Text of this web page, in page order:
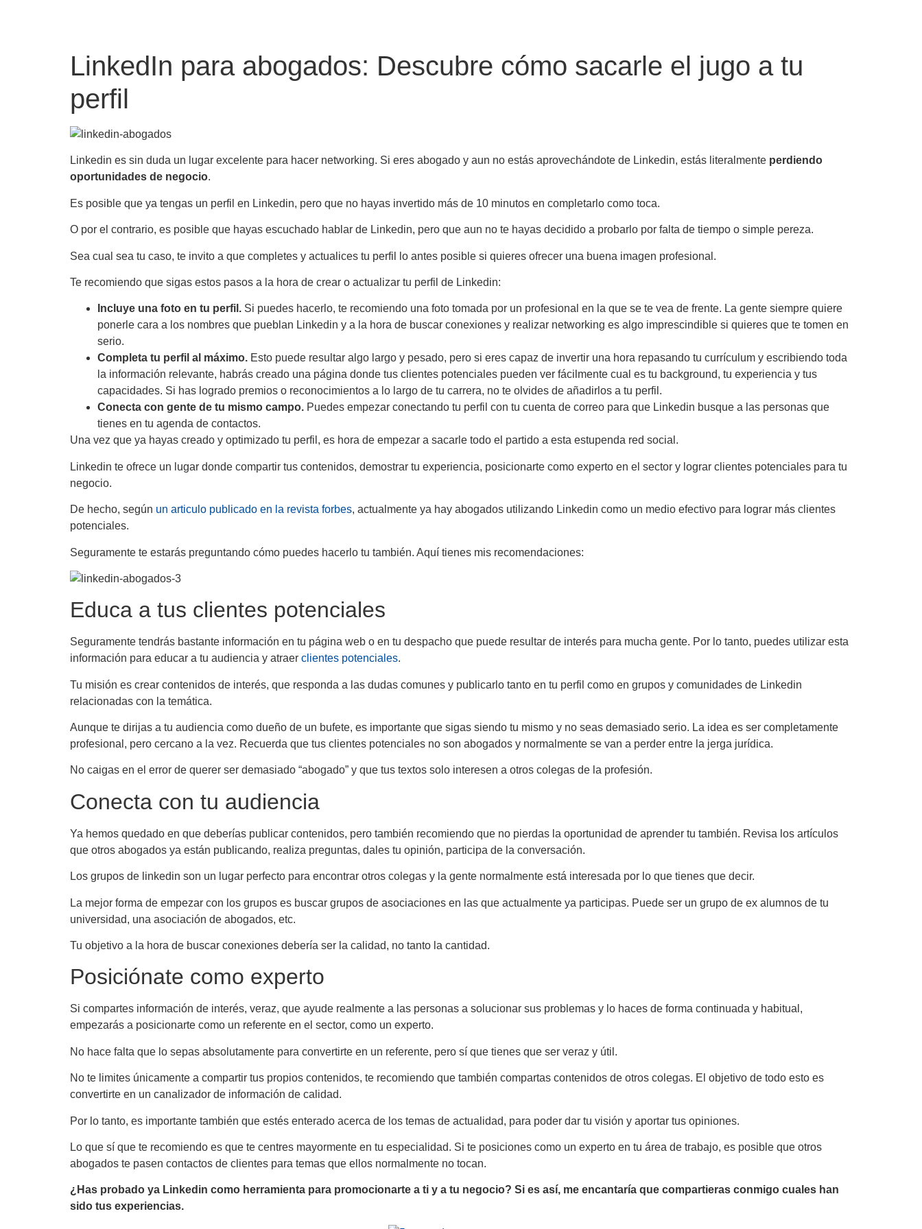
LinkedIn para abogados: Descubre cómo sacarle el jugo a tu
perfil
Linkedin es sin duda un lugar excelente para hacer networking. Si eres abogado y aun no estás aprovechándote de Linkedin, estás literalmente perdiendo
oportunidades de negocio.
Es posible que ya tengas un perfil en Linkedin, pero que no hayas invertido más de 10 minutos en completarlo como toca.
O por el contrario, es posible que hayas escuchado hablar de Linkedin, pero que aun no te hayas decidido a probarlo por falta de tiempo o simple pereza.
Sea cual sea tu caso, te invito a que completes y actualices tu perfil lo antes posible si quieres ofrecer una buena imagen profesional.
Te recomiendo que sigas estos pasos a la hora de crear o actualizar tu perfil de Linkedin:
Incluye una foto en tu perfil. Si puedes hacerlo, te recomiendo una foto tomada por un profesional en la que se te vea de frente. La gente siempre quiere
ponerle cara a los nombres que pueblan Linkedin y a la hora de buscar conexiones y realizar networking es algo imprescindible si quieres que te tomen en
serio.
Completa tu perfil al máximo. Esto puede resultar algo largo y pesado, pero si eres capaz de invertir una hora repasando tu currículum y escribiendo toda
la información relevante, habrás creado una página donde tus clientes potenciales pueden ver fácilmente cual es tu background, tu experiencia y tus
capacidades. Si has logrado premios o reconocimientos a lo largo de tu carrera, no te olvides de añadirlos a tu perfil.
Conecta con gente de tu mismo campo. Puedes empezar conectando tu perfil con tu cuenta de correo para que Linkedin busque a las personas que
tienes en tu agenda de contactos.
Una vez que ya hayas creado y optimizado tu perfil, es hora de empezar a sacarle todo el partido a esta estupenda red social.
Linkedin te ofrece un lugar donde compartir tus contenidos, demostrar tu experiencia, posicionarte como experto en el sector y lograr clientes potenciales para tu
negocio.
De hecho, según un articulo publicado en la revista forbes, actualmente ya hay abogados utilizando Linkedin como un medio efectivo para lograr más clientes
potenciales.
Seguramente te estarás preguntando cómo puedes hacerlo tu también. Aquí tienes mis recomendaciones:
Educa a tus clientes potenciales
Seguramente tendrás bastante información en tu página web o en tu despacho que puede resultar de interés para mucha gente. Por lo tanto, puedes utilizar esta
información para educar a tu audiencia y atraer clientes potenciales.
Tu misión es crear contenidos de interés, que responda a las dudas comunes y publicarlo tanto en tu perfil como en grupos y comunidades de Linkedin
relacionadas con la temática.
Aunque te dirijas a tu audiencia como dueño de un bufete, es importante que sigas siendo tu mismo y no seas demasiado serio. La idea es ser completamente
profesional, pero cercano a la vez. Recuerda que tus clientes potenciales no son abogados y normalmente se van a perder entre la jerga jurídica.
No caigas en el error de querer ser demasiado “abogado” y que tus textos solo interesen a otros colegas de la profesión.
Conecta con tu audiencia
Ya hemos quedado en que deberías publicar contenidos, pero también recomiendo que no pierdas la oportunidad de aprender tu también. Revisa los artículos
que otros abogados ya están publicando, realiza preguntas, dales tu opinión, participa de la conversación.
Los grupos de linkedin son un lugar perfecto para encontrar otros colegas y la gente normalmente está interesada por lo que tienes que decir.
La mejor forma de empezar con los grupos es buscar grupos de asociaciones en las que actualmente ya participas. Puede ser un grupo de ex alumnos de tu
universidad, una asociación de abogados, etc.
Tu objetivo a la hora de buscar conexiones debería ser la calidad, no tanto la cantidad.
Posiciónate como experto
Si compartes información de interés, veraz, que ayude realmente a las personas a solucionar sus problemas y lo haces de forma continuada y habitual,
empezarás a posicionarte como un referente en el sector, como un experto.
No hace falta que lo sepas absolutamente para convertirte en un referente, pero sí que tienes que ser veraz y útil.
No te limites únicamente a compartir tus propios contenidos, te recomiendo que también compartas contenidos de otros colegas. El objetivo de todo esto es
convertirte en un canalizador de información de calidad.
Por lo tanto, es importante también que estés enterado acerca de los temas de actualidad, para poder dar tu visión y aportar tus opiniones.
Lo que sí que te recomiendo es que te centres mayormente en tu especialidad. Si te posiciones como un experto en tu área de trabajo, es posible que otros
abogados te pasen contactos de clientes para temas que ellos normalmente no tocan.
¿Has probado ya Linkedin como herramienta para promocionarte a ti y a tu negocio? Si es así, me encantaría que compartieras conmigo cuales han
sido tus experiencias.